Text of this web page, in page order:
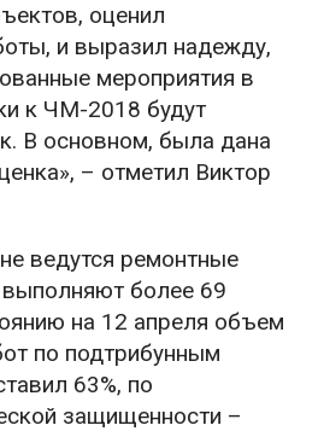
оценил
и выразил надежду,
мероприятия в
к ЧМ-2018 будут
В основном, была дана
– отметил Виктор
ведутся ремонтные
более 69
на 12 апреля объем
по подтрибунным
63%, по
защищенности –